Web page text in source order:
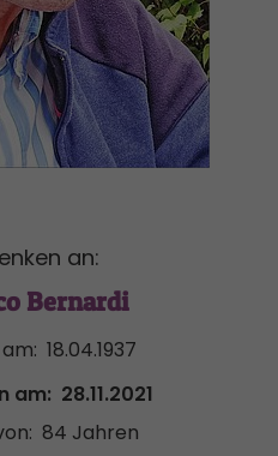
an:
Bernardi
18.04.1937
am: 28.11.2021
84 Jahren